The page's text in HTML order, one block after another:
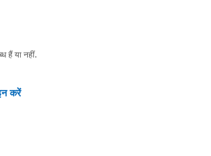
हैं या नहीं.
करें